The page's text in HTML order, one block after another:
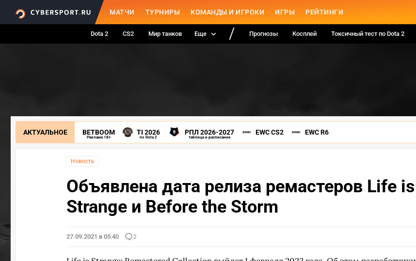
МАТЧИ ТУРНИРЫ КОМАНДЫ И ИГРОКИ ИГРЫ РЕЙТИНГИ
Dota 2 CS2 Мир танков Еще Прогнозы Косплей Токсичный тест по Dota 2
АКТУАЛЬНОЕ BETBOOM
Реклама 18+
TI 2026
по Dota 2
РПЛ 2026-2027
таблица и расписание
EWC CS2 EWC R6
Новость
Объявлена дата релиза ремастеров Life is
Strange и Before the Storm
27.09.2021 в 05:40 2